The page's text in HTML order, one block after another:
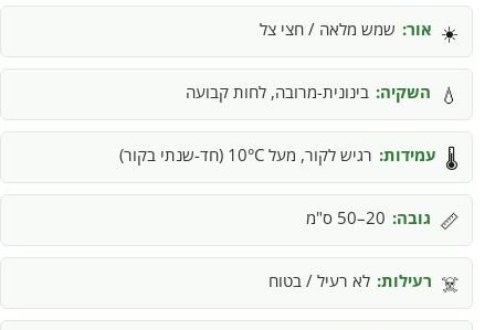
☀️ אור: שמש מלאה / חצי צל
💧 השקיה: בינונית-מרובה, לחות קבועה
🌡️ עמידות: רגיש לקור, מעל 10°C (חד-שנתי בקור)
📏 גובה: 20–50 ס"מ
☠️ רעילות: לא רעיל / בטוח